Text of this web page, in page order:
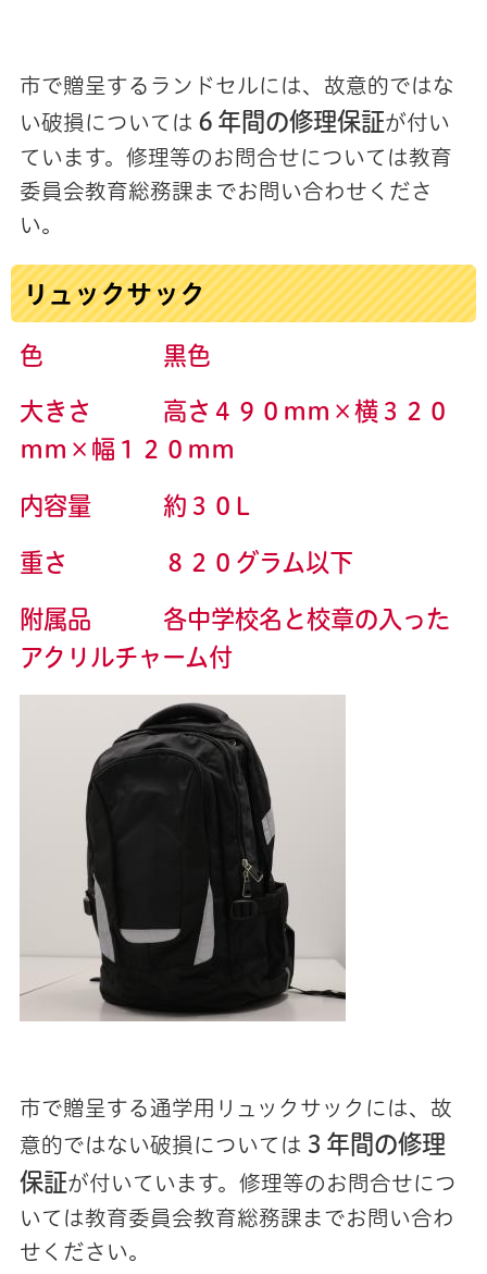
市で贈呈するランドセルには、故意的ではな
い破損については ６年間の修理保証が付い
ています。修理等のお問合せについては教育
委員会教育総務課までお問い合わせくださ
い。
リュックサック
色 黒色
大きさ 高さ４９０ｍｍ×横３２０
ｍｍ×幅１２０ｍｍ
内容量 約３０L
重さ ８２０グラム以下
附属品 各中学校名と校章の入った
アクリルチャーム付
市で贈呈する通学用リュックサックには、故
意的ではない破損については ３年間の修理
保証が付いています。修理等のお問合せにつ
いては教育委員会教育総務課までお問い合わ
せください。